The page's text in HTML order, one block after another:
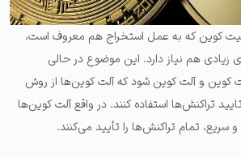
بیت کوین که به عمل استخراج هم معروف است،
زیادی هم نیاز دارد. این موضوع در حالی
کوین و آلت کوین شود که آلت کوین‌ها از روش
تراکنش‌ها استفاده کنند. در واقع آلت کوین‌ها
تمام تراکنش‌ها را تأیید می‌کنند.